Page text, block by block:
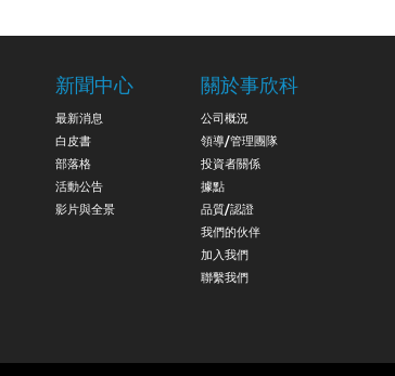
新聞中心
最新消息
白皮書
部落格
活動公告
影片與全景
關於事欣科
公司概況
領導/管理團隊
投資者關係
據點
品質/認證
我們的伙伴
加入我們
聯繫我們